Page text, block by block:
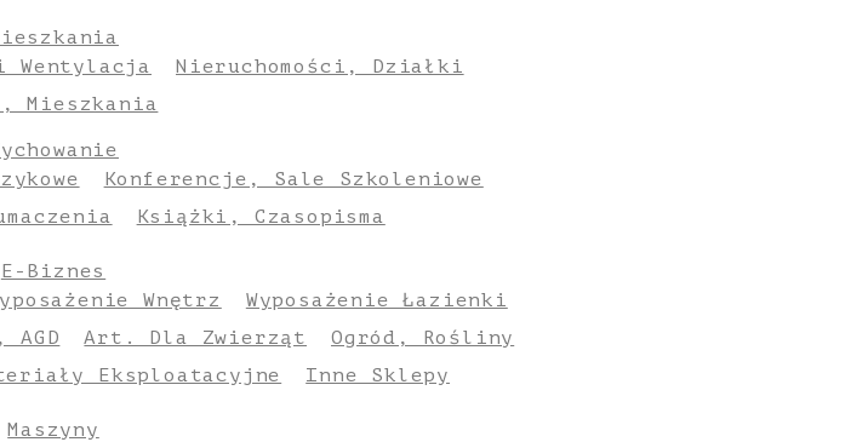
Wentylacja
Nieruchomości, Działki
Mieszkania
Konferencje, Sale Szkoleniowe
Książki, Czasopisma
E-Biznes
Wnętrz
Wyposażenie Łazienki
Art. Dla Zwierząt
Ogród, Rośliny
Eksploatacyjne Inne Sklepy
Maszyny